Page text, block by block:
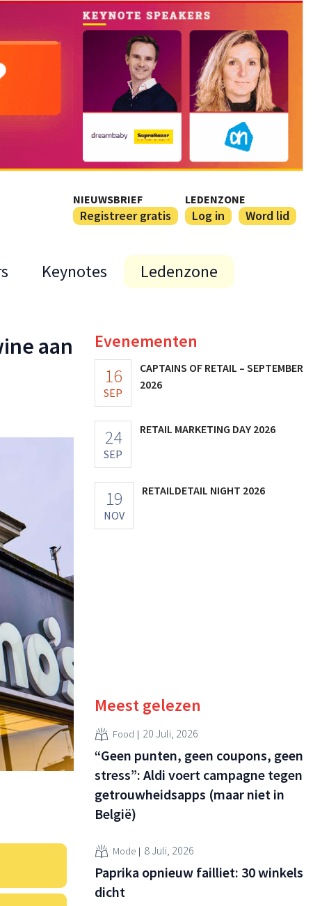
NIEUWSBRIEF
Registreer gratis
LEDENZONE
Log in Word lid
Keynotes Ledenzone
aan
Evenementen
16
SEP
CAPTAINS OF RETAIL – SEPTEMBER
2026
24
SEP
RETAIL MARKETING DAY 2026
19
NOV
RETAILDETAIL NIGHT 2026
Meest gelezen
Food 20 Juli, 2026
“Geen punten, geen coupons, geen
stress”: Aldi voert campagne tegen
getrouwheidsapps (maar niet in
België)
Mode 8 Juli, 2026
Paprika opnieuw failliet: 30 winkels
dicht